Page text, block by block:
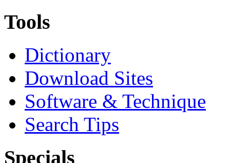
Tools
Dictionary
Download Sites
Software & Technique
Search Tips
Specials